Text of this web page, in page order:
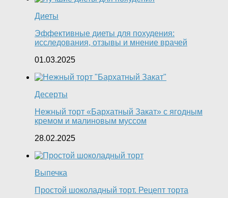
Диеты
Эффективные диеты для похудения:
исследования, отзывы и мнение врачей
01.03.2025
Десерты
Нежный торт «Бархатный Закат» с ягодным
кремом и малиновым муссом
28.02.2025
Выпечка
Простой шоколадный торт. Рецепт торта